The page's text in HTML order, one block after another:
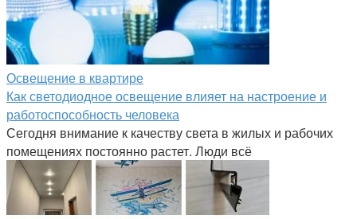
Освещение в квартире
Как светодиодное освещение влияет на настроение и
работоспособность человека
Сегодня внимание к качеству света в жилых и рабочих
помещениях постоянно растет. Люди всё